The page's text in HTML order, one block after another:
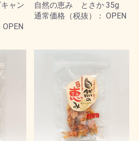
ャン
自然の恵み とさか 35g
通常価格（税抜）： OPEN